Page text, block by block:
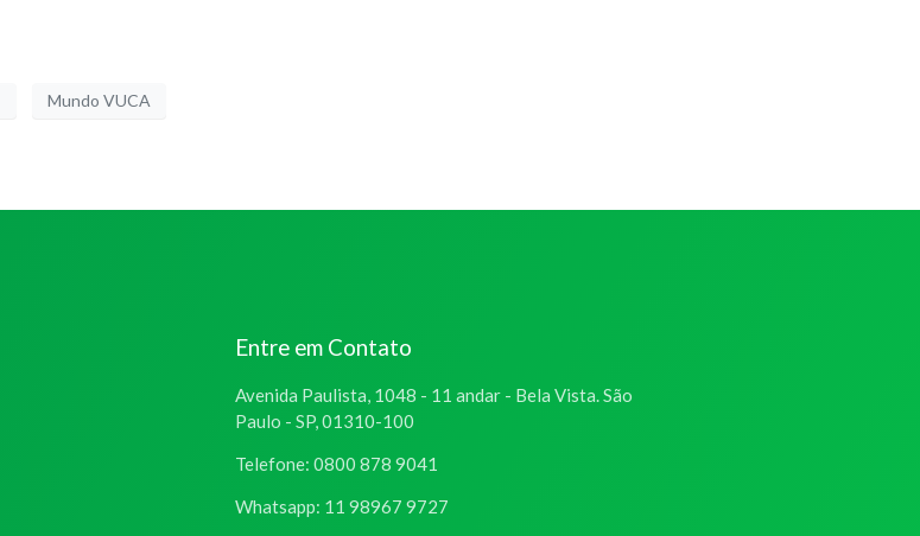
Mundo VUCA
Entre em Contato
Avenida Paulista, 1048 - 11 andar - Bela Vista. São
Paulo - SP, 01310-100
Telefone: 0800 878 9041
Whatsapp: 11 98967 9727